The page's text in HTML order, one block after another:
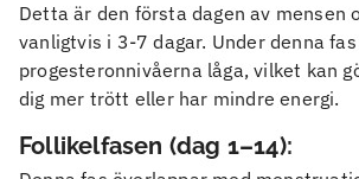
Detta är den första dagen av mensen
vanligtvis i 3-7 dagar. Under denna
progesteronnivåerna låga, vilket kan
dig mer trött eller har mindre energi.
Follikelfasen (dag 1–14):